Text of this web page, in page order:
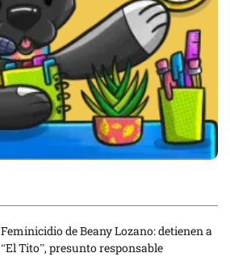
Feminicidio de Beany Lozano: detienen a
“El Tito”, presunto responsable